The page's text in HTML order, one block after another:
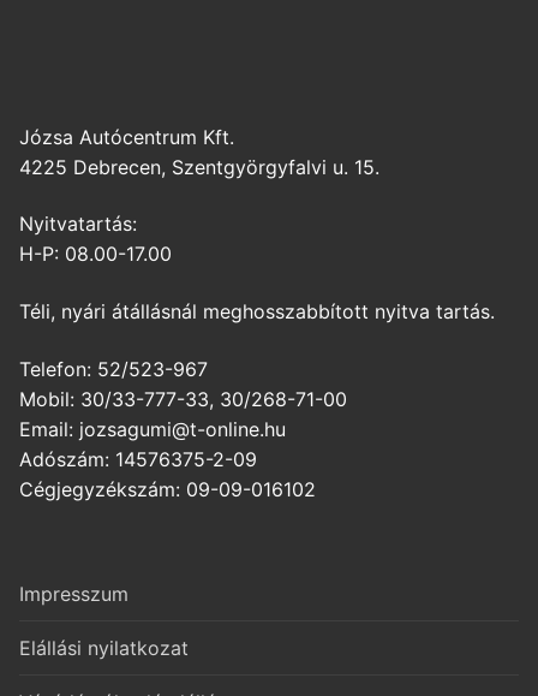
Józsa Autócentrum Kft.
4225 Debrecen, Szentgyörgyfalvi u. 15.
Nyitvatartás:
H-P: 08.00-17.00
Téli, nyári átállásnál meghosszabbított nyitva tartás.
Telefon: 52/523-967
Mobil: 30/33-777-33, 30/268-71-00
Email: jozsagumi@t-online.hu
Adószám: 14576375-2-09
Cégjegyzékszám: 09-09-016102
Impresszum
Elállási nyilatkozat